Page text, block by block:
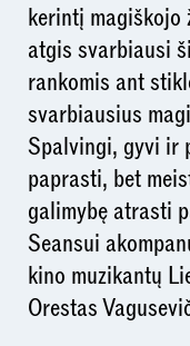
kerintį magiškojo
atgis svarbiausi
rankomis ant
svarbiausius
Spalvingi, gyvi ir
paprasti, bet
galimybę atrasti
Seansui
kino muzikantų
Orestas